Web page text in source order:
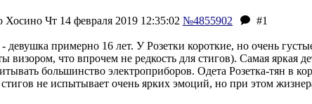
Хосино Чт 14 февраля 2019 12:35:02 №4855902 #1
- девушка примерно 16 лет. У Розетки короткие, но очень
визором, что впрочем не редкость для стигов). Самая яркая
большинство электроприборов. Одета Розетка-тян
не испытывает очень ярких эмоций, но при этом